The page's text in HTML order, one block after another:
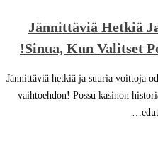
Jännittäviä Hetkiä
Sinua, Kun Valitset
Jännittäviä hetkiä ja suuria voittoja
vaihtoehdon! Possu kasinon